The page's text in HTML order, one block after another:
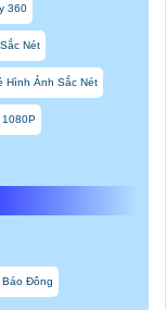
360
Nét
Hình Ảnh Sắc Nét
1080P
Báo Đông